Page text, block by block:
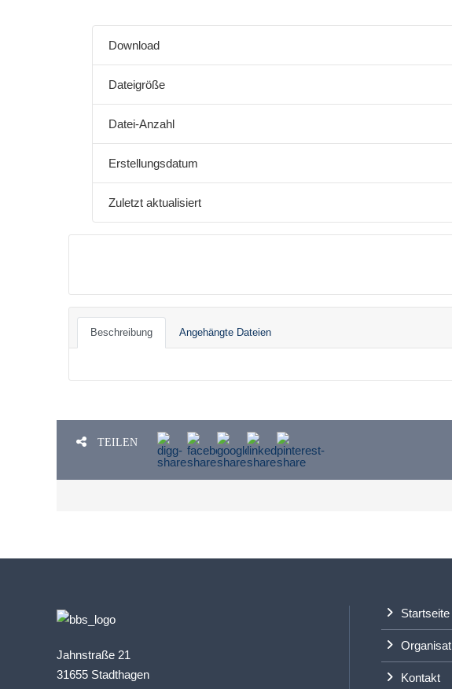
Download
Dateigröße
Datei-Anzahl
Erstellungsdatum
Zuletzt aktualisiert
Beschreibung Angehängte Dateien
TEILEN
Jahnstraße 21
31655 Stadthagen
Startseite
Kontakt